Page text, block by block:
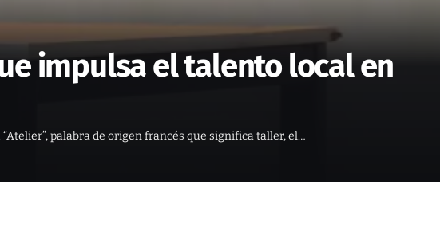
impulsa el talento local en
palabra de origen francés que significa taller, el…